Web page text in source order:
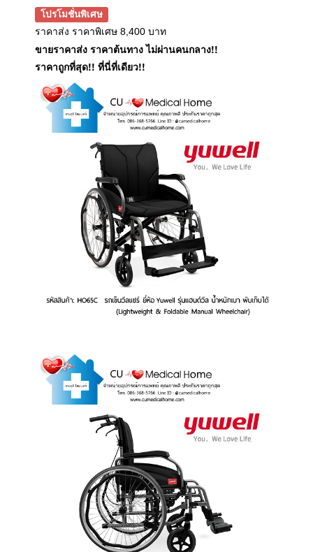
โปรโมชั่นพิเศษ
ราคาส่ง ราคาพิเศษ 8,400 บาท
ขายราคาส่ง ราคาต้นทาง ไม่ผ่านคนกลาง!!
ราคาถูกที่สุด!! ที่นี่ที่เดียว!!